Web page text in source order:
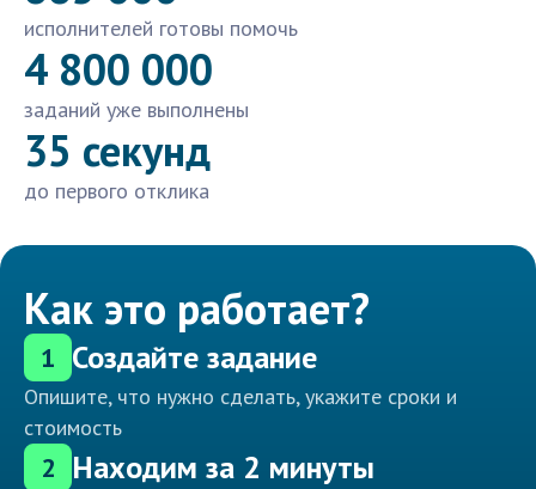
исполнителей готовы помочь
4 800 000
заданий уже выполнены
35 секунд
до первого отклика
Как это работает?
1 Создайте задание
Опишите, что нужно сделать, укажите сроки и
стоимость
2 Находим за 2 минуты